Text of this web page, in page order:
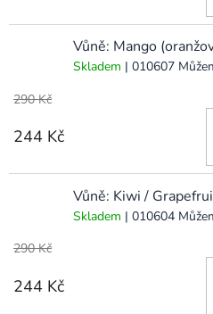
Vůně: Mango
Skladem | 010607
290 Kč
244 Kč
Vůně: Kiwi /
Skladem | 010604
290 Kč
244 Kč